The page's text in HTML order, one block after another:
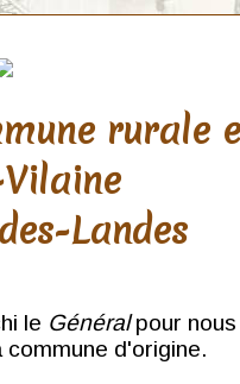
rurale
Landes
le Généralpour nous
d'origine.